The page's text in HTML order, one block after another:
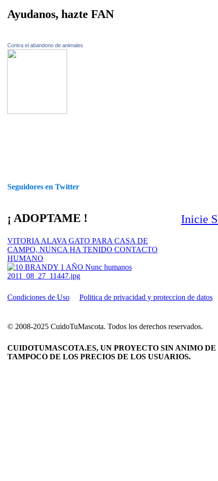
Ayudanos, hazte FAN
Contra el abandono de animales
Seguidores en Twitter
¡ ADOPTAME !
VITORIA ALAVA GATO PARA CASA DE
CAMPO, NUNCA HA TENIDO CONTACTO
HUMANO
Inicie
Condiciones de Uso Politica de privacidad y proteccion de datos
© 2008-2025 CuidoTuMascota. Todos los derechos reservados.
CUIDOTUMASCOTA.ES, UN PROYECTO SIN ANIMO
TAMPOCO DE LOS PRECIOS DE LOS USUARIOS.